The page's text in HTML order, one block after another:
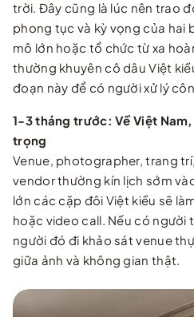
trời. Đây cũng là lúc nên trao
phong tục và kỳ vọng của hai
mô lớn hoặc tổ chức từ xa
thường khuyên cô dâu Việt
đoạn này để có người xử lý
1-3 tháng trước: Về Việt
trọng
Venue, photographer, trang
vendor thường kín lịch sớm
lớn các cặp đôi Việt kiều sẽ
hoặc video call. Nếu có người
người đó đi khảo sát venue
giữa ảnh và không gian thật.